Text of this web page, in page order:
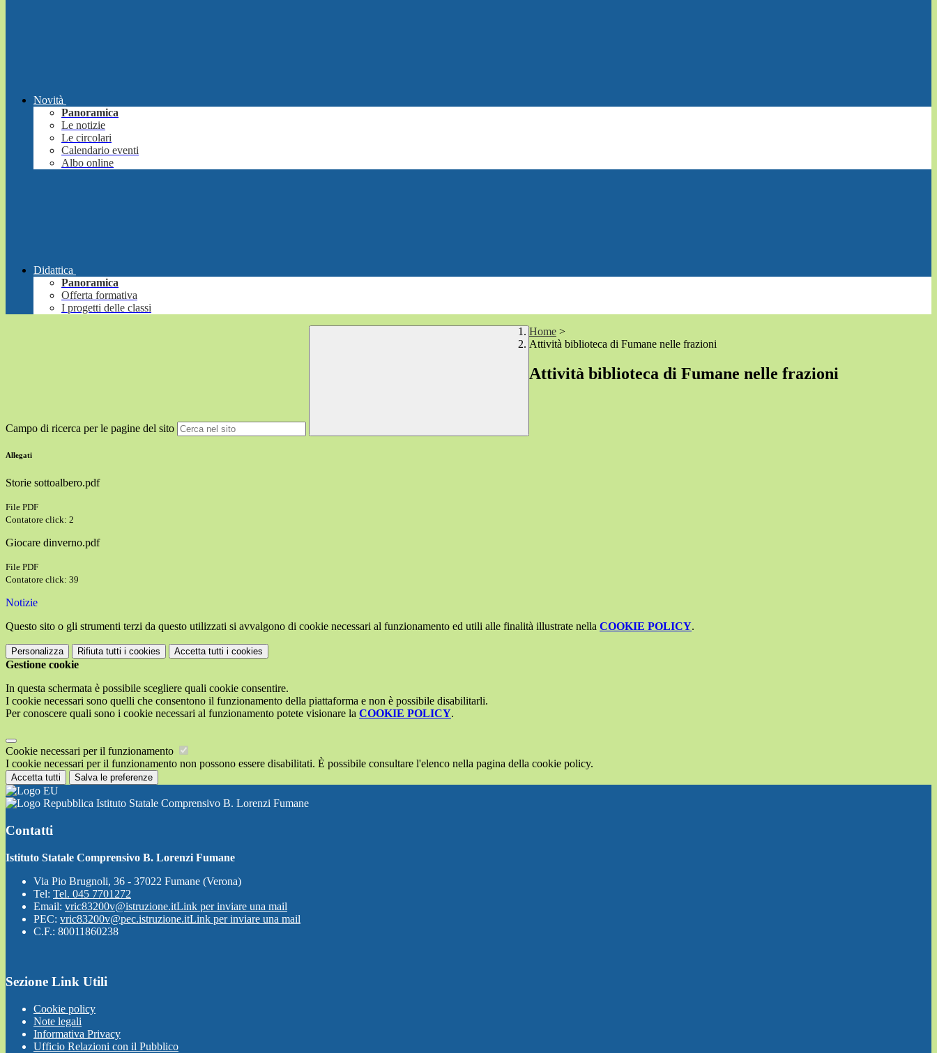
Novità
Panoramica
Le notizie
Le circolari
Calendario eventi
Albo online
Didattica
Panoramica
Offerta formativa
I progetti delle classi
Campo di ricerca per le pagine del sito
Home >
Attività biblioteca di Fumane nelle frazioni
Attività biblioteca di Fumane nelle frazioni
Allegati
Storie sottoalbero.pdf
File PDF
Contatore click: 2
Giocare dinverno.pdf
File PDF
Contatore click: 39
Notizie
Questo sito o gli strumenti terzi da questo utilizzati si avvalgono di cookie necessari al funzionamento ed utili alle finalità illustrate nella COOKIE POLICY.
Personalizza Rifiuta tutti i cookies Accetta tutti i cookies
Gestione cookie
In questa schermata è possibile scegliere quali cookie consentire.
I cookie necessari sono quelli che consentono il funzionamento della piattaforma e non è possibile disabilitarli.
Per conoscere quali sono i cookie necessari al funzionamento potete visionare la COOKIE POLICY.
Cookie necessari per il funzionamento
I cookie necessari per il funzionamento non possono essere disabilitati. È possibile consultare l'elenco nella pagina della cookie policy.
Accetta tutti Salva le preferenze
Istituto Statale Comprensivo B. Lorenzi Fumane
Contatti
Istituto Statale Comprensivo B. Lorenzi Fumane
Via Pio Brugnoli, 36 - 37022 Fumane (Verona)
Tel: Tel. 045 7701272
Email: vric83200v@istruzione.itLink per inviare una mail
PEC: vric83200v@pec.istruzione.itLink per inviare una mail
C.F.: 80011860238
Sezione Link Utili
Cookie policy
Note legali
Informativa Privacy
Ufficio Relazioni con il Pubblico